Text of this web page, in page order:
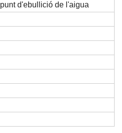
punt d'ebullició de l'aigua